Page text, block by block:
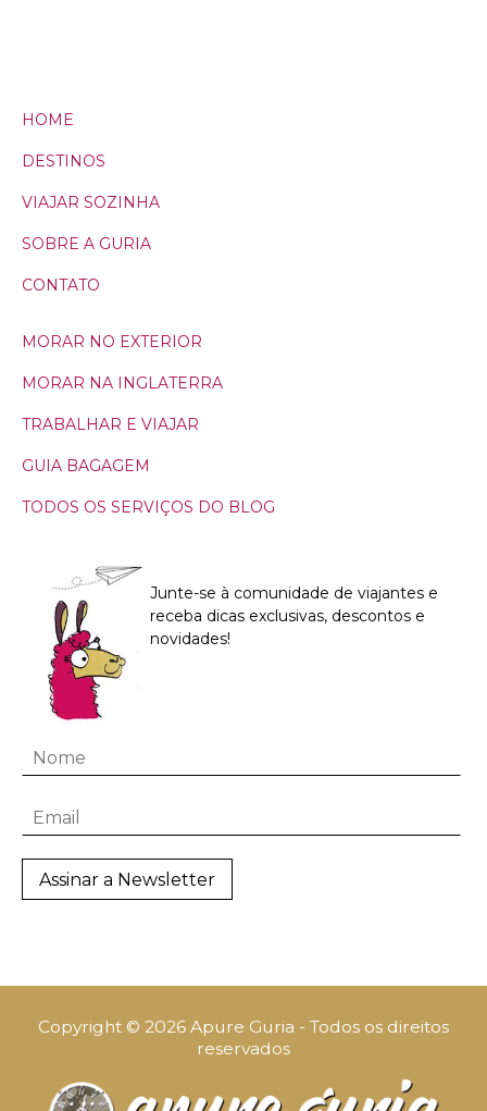
HOME
DESTINOS
VIAJAR SOZINHA
SOBRE A GURIA
CONTATO
MORAR NO EXTERIOR
MORAR NA INGLATERRA
TRABALHAR E VIAJAR
GUIA BAGAGEM
TODOS OS SERVIÇOS DO BLOG
Junte-se à comunidade de viajantes e
receba dicas exclusivas, descontos e
novidades!
Copyright © 2026 Apure Guria - Todos os direitos
reservados